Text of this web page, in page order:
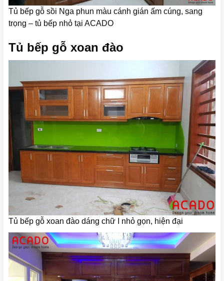
Tủ bếp gỗ sồi Nga phun màu cánh gián ấm cúng, sang
trọng – tủ bếp nhỏ tại ACADO
Tủ bếp gỗ xoan đào
Tủ bếp gỗ xoan đào dáng chữ I nhỏ gọn, hiện đại